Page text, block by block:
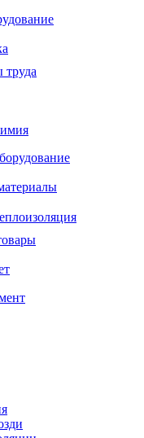
труда